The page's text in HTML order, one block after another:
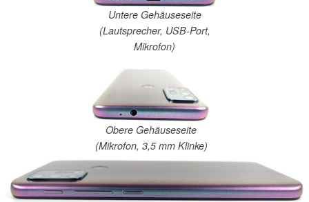
Untere Gehäuseseite
(Lautsprecher, USB-Port,
Mikrofon)
Obere Gehäuseseite
(Mikrofon, 3,5 mm Klinke)